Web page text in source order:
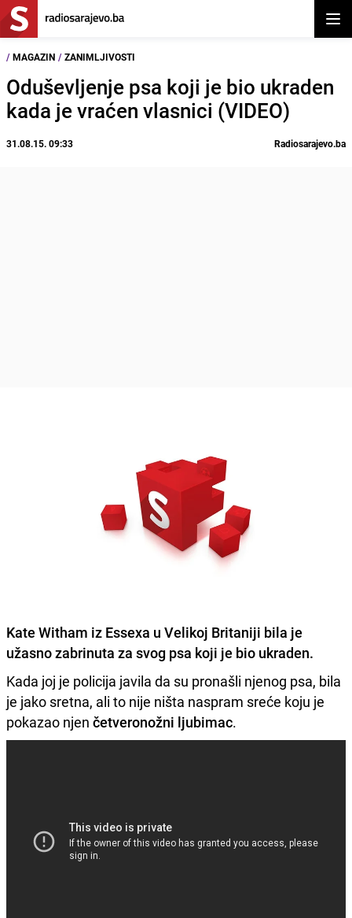
/ MAGAZIN / ZANIMLJIVOSTI
Oduševljenje psa koji je bio ukraden
kada je vraćen vlasnici (VIDEO)
31.08.15. 09:33 Radiosarajevo.ba
Kate Witham iz Essexa u Velikoj Britaniji bila je
užasno zabrinuta za svog psa koji je bio ukraden.
Kada joj je policija javila da su pronašli njenog psa, bila
je jako sretna, ali to nije ništa naspram sreće koju je
pokazao njen četveronožni ljubimac.